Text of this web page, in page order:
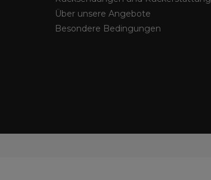
Über unsere Angebote
Besondere Bedingungen